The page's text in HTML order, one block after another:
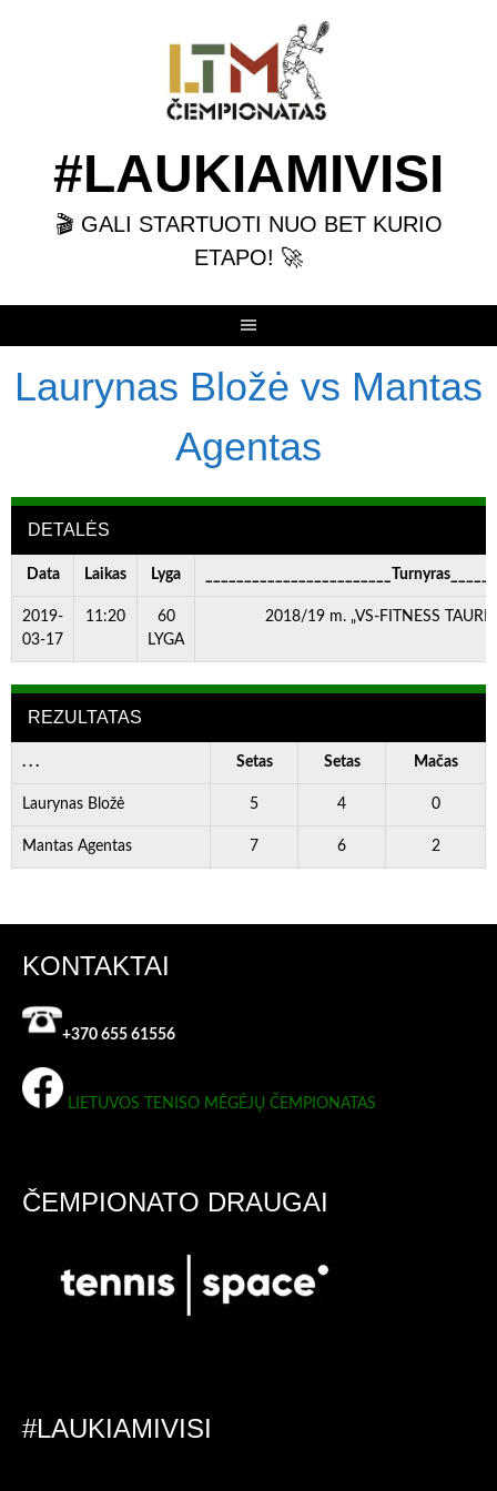
#LAUKIAMIVISI
🎬 GALI STARTUOTI NUO BET KURIO
ETAPO! 🚀
Laurynas Bložė vs Mantas
Agentas
DETALĖS
Data Laikas Lyga
2019-
03-17
11:20
60
LYGA
2018/19 m. „VS-FITNESS
REZULTATAS
. . . Setas Setas Mačas
Laurynas Bložė 5 4 0
Mantas Agentas 7 6 2
KONTAKTAI
+370 655 61556
LIETUVOS TENISO MĖGĖJŲ ČEMPIONATAS
ČEMPIONATO DRAUGAI
#LAUKIAMIVISI